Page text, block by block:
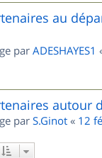
au
par ADESHAYES1
autour
par S.Ginot « 12